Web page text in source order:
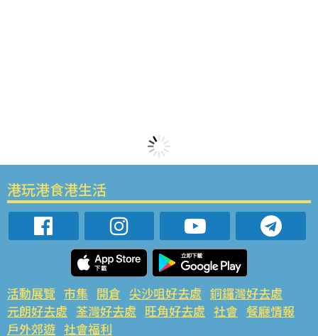
港玩港食港生活
活動展覽 市集 開倉 尖沙咀好去處 銅鑼灣好去處
元朗好去處 荃灣好去處 旺角好去處 社會 餐廳情報
戶外郊遊 社會福利